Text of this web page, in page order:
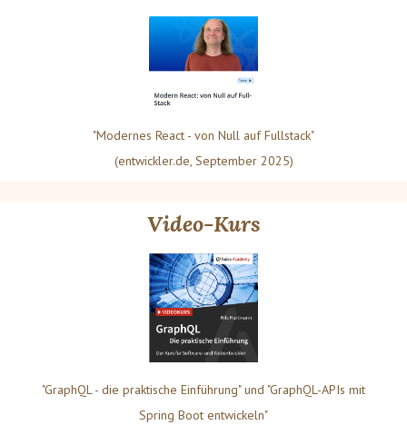
"Modernes React - von Null auf Fullstack"
(entwickler.de, September 2025)
Video-Kurs
"GraphQL - die praktische Einführung" und "GraphQL-APIs mit
Spring Boot entwickeln"